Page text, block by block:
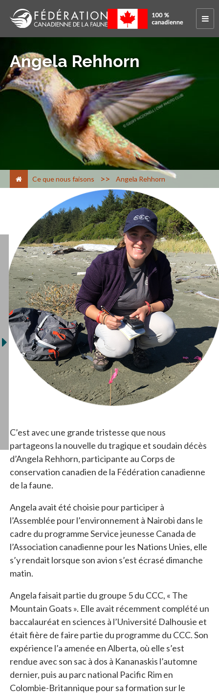
Angela Rehhorn
Ce que nous faisons > Angela Rehhorn
C’est avec une grande tristesse que nous
partageons la nouvelle du tragique et soudain décès
d’Angela Rehhorn, participante au Corps de
conservation canadien de la Fédération canadienne
de la faune.
Angela avait été choisie pour participer à
l’Assemblée pour l’environnement à Nairobi dans le
cadre du programme Service jeunesse Canada de
l’Association canadienne pour les Nations Unies, elle
s’y rendait lorsque son avion s’est écrasé dimanche
matin.
Angela faisait partie du groupe 5 du CCC, « The
Mountain Goats ». Elle avait récemment complété un
baccalauréat en sciences à l’Université Dalhousie et
était fière de faire partie du programme du CCC. Son
expérience l’a amenée en Alberta, où elle s’est
rendue avec son sac à dos à Kananaskis l’automne
dernier, puis au parc national Pacific Rim en
Colombie-Britannique pour sa formation sur le